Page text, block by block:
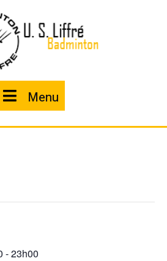
Menu
-23h00